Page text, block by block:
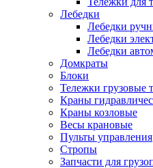
Лебедки
Лебедки
Лебедки
Лебедки
Домкраты
Блоки
Тележки грузовые
Краны
Краны козловые
Весы крановые
Пульты управления
Стропы
Запчасти для